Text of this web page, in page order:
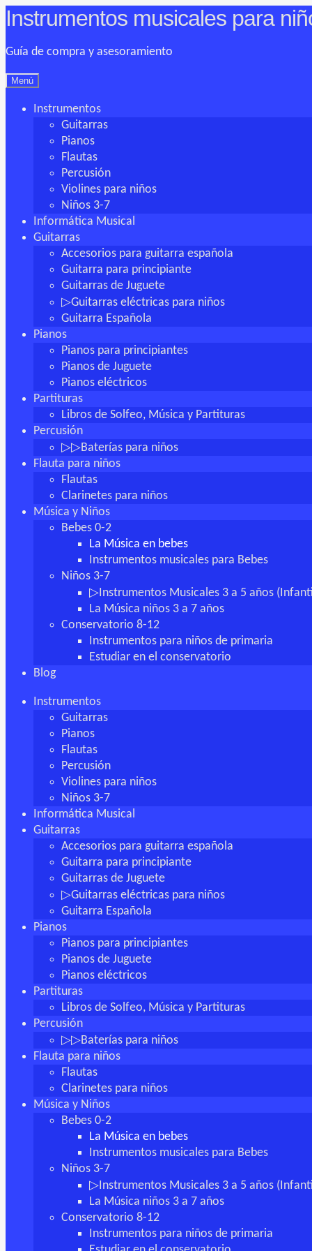
Ir
a
la
Ir
al
contenido
Instrumentos musicales para
Guía de compra y asesoramiento
Menú
Instrumentos
Guitarras
Pianos
Flautas
Percusión
Violines para niños
Niños 3-7
Informática Musical
Guitarras
Accesorios para guitarra española
Guitarra para principiante
Guitarras de Juguete
▷Guitarras eléctricas para niños
Guitarra Española
Pianos
Pianos para principiantes
Pianos de Juguete
Pianos eléctricos
Partituras
Libros de Solfeo, Música y Partituras
Percusión
▷▷Baterías para niños
Flauta para niños
Flautas
Clarinetes para niños
Música y Niños
Bebes 0-2
La Música en bebes
Instrumentos musicales para Bebes
Niños 3-7
▷Instrumentos Musicales 3 a 5 años
La Música niños 3 a 7 años
Conservatorio 8-12
Instrumentos para niños de primaria
Estudiar en el conservatorio
Blog
Instrumentos
Guitarras
Pianos
Flautas
Percusión
Violines para niños
Niños 3-7
Informática Musical
Guitarras
Accesorios para guitarra española
Guitarra para principiante
Guitarras de Juguete
▷Guitarras eléctricas para niños
Guitarra Española
Pianos
Pianos para principiantes
Pianos de Juguete
Pianos eléctricos
Partituras
Libros de Solfeo, Música y Partituras
Percusión
▷▷Baterías para niños
Flauta para niños
Flautas
Clarinetes para niños
Música y Niños
Bebes 0-2
La Música en bebes
Instrumentos musicales para Bebes
Niños 3-7
▷Instrumentos Musicales 3 a 5 años
La Música niños 3 a 7 años
Conservatorio 8-12
Instrumentos para niños de primaria